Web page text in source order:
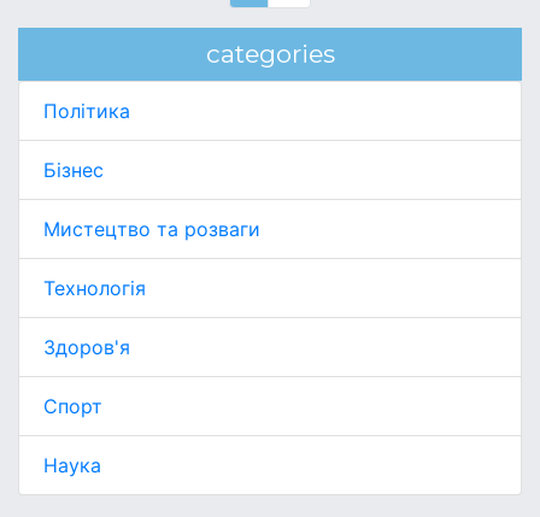
categories
Політика
Бізнес
Мистецтво та розваги
Технологія
Здоров'я
Спорт
Наука